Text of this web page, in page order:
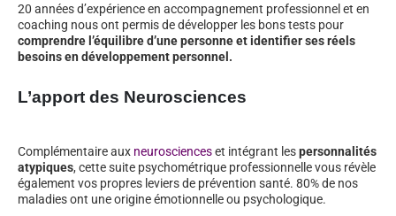
20 années d’expérience en accompagnement professionnel et en
coaching nous ont permis de développer les bons tests pour
comprendre l’équilibre d’une personne et identifier ses réels
besoins en développement personnel.
L’apport des Neurosciences
Complémentaire aux neuroscienceset intégrant lespersonnalités
atypiques, cette suite psychométrique professionnelle vous révèle
également vos propres leviers de prévention santé. 80% de nos
maladies ont une origine émotionnelle ou psychologique.